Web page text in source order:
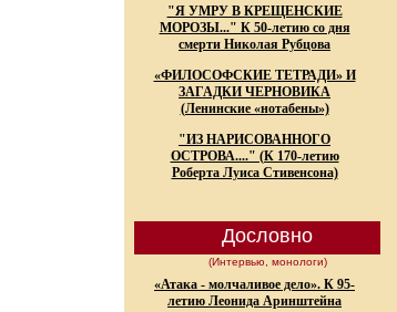
"Я УМРУ В КРЕЩЕНСКИЕ
МОРОЗЫ..." К 50-летию со дня
смерти Николая Рубцова
«ФИЛОСОФСКИЕ ТЕТРАДИ» И
ЗАГАДКИ ЧЕРНОВИКА
(Ленинские «нотабены»)
"ИЗ НАРИСОВАННОГО
ОСТРОВА...." (К 170-летию
Роберта Луиса Стивенсона)
Дословно
(Интервью, монологи)
«Атака - молчаливое дело». К 95-
летию Леонида Аринштейна